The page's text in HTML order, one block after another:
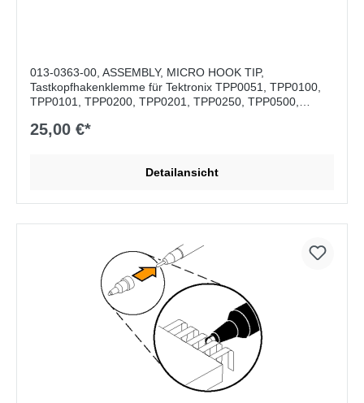
013-0363-00, ASSEMBLY, MICRO HOOK TIP,
Tastkopfhakenklemme für Tektronix TPP0051, TPP0100,
TPP0101, TPP0200, TPP0201, TPP0250, TPP0500,
25,00 €*
Detailansicht